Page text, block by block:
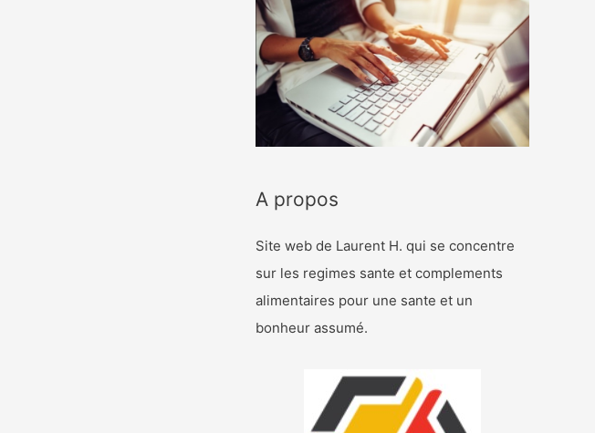
A propos
Site web de Laurent H. qui se concentre
sur les regimes sante et complements
alimentaires pour une sante et un
bonheur assumé.